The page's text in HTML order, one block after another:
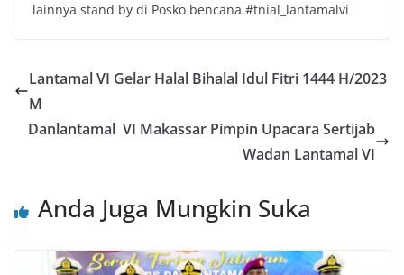
lainnya stand by di Posko bencana.#tnial_lantamalvi
Lantamal VI Gelar Halal Bihalal Idul Fitri 1444 H/2023
M
Danlantamal VI Makassar Pimpin Upacara Sertijab
Wadan Lantamal VI
Anda Juga Mungkin Suka